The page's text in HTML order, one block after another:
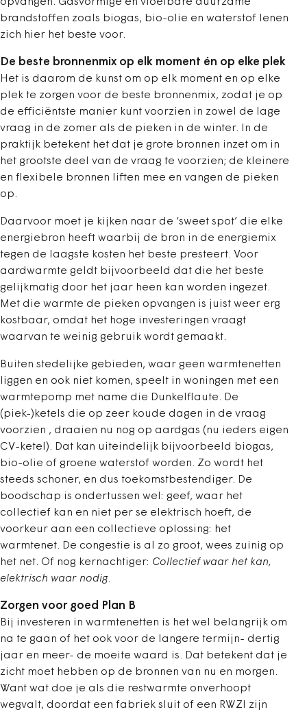
brandstoffen zoals biogas, bio-olie en waterstof lenen
zich hier het beste voor.
De beste bronnenmix op elk moment én op elke plek
Het is daarom de kunst om op elk moment en op elke
plek te zorgen voor de beste bronnenmix, zodat je op
de efficiëntste manier kunt voorzien in zowel de lage
vraag in de zomer als de pieken in de winter. In de
praktijk betekent het dat je grote bronnen inzet om in
het grootste deel van de vraag te voorzien; de kleinere
en flexibele bronnen liften mee en vangen de pieken
op.
Daarvoor moet je kijken naar de ‘sweet spot’ die elke
energiebron heeft waarbij de bron in de energiemix
tegen de laagste kosten het beste presteert. Voor
aardwarmte geldt bijvoorbeeld dat die het beste
gelijkmatig door het jaar heen kan worden ingezet.
Met die warmte de pieken opvangen is juist weer erg
kostbaar, omdat het hoge investeringen vraagt
waarvan te weinig gebruik wordt gemaakt.
Buiten stedelijke gebieden, waar geen warmtenetten
liggen en ook niet komen, speelt in woningen met een
warmtepomp met name die Dunkelflaute. De
(piek-)ketels die op zeer koude dagen in de vraag
voorzien , draaien nu nog op aardgas (nu ieders eigen
CV-ketel). Dat kan uiteindelijk bijvoorbeeld biogas,
bio-olie of groene waterstof worden. Zo wordt het
steeds schoner, en dus toekomstbestendiger. De
boodschap is ondertussen wel: geef, waar het
collectief kan en niet per se elektrisch hoeft, de
voorkeur aan een collectieve oplossing: het
warmtenet. De congestie is al zo groot, wees zuinig op
het net. Of nog kernachtiger: Collectief waar het kan,
elektrisch waar nodig.
Zorgen voor goed Plan B
Bij investeren in warmtenetten is het wel belangrijk om
na te gaan of het ook voor de langere termijn- dertig
jaar en meer- de moeite waard is. Dat betekent dat je
zicht moet hebben op de bronnen van nu en morgen.
Want wat doe je als die restwarmte onverhoopt
wegvalt, doordat een fabriek sluit of een RWZI zijn